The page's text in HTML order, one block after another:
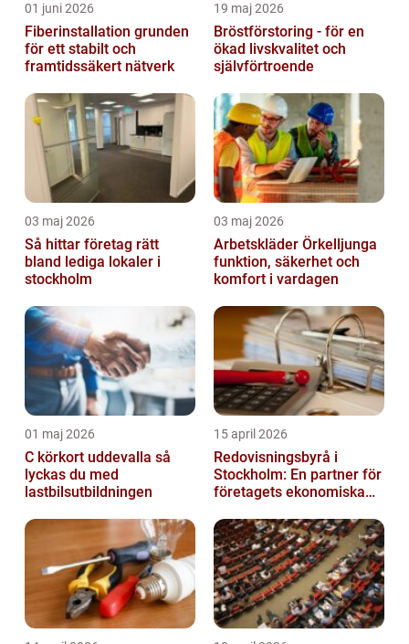
01 juni 2026
Fiberinstallation grunden
för ett stabilt och
framtidssäkert nätverk
19 maj 2026
Bröstförstoring - för en
ökad livskvalitet och
självförtroende
03 maj 2026
Så hittar företag rätt
bland lediga lokaler i
stockholm
03 maj 2026
Arbetskläder Örkelljunga
funktion, säkerhet och
komfort i vardagen
01 maj 2026
C körkort uddevalla så
lyckas du med
lastbilsutbildningen
15 april 2026
Redovisningsbyrå i
Stockholm: En partner för
företagets ekonomiska